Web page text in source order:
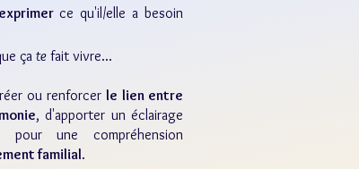
exprimerce qu'il/elle a besoin
ça te fait vivre...
ou renforcer le lien entre
, d'apporter un éclairage
pour une compréhension
familial.